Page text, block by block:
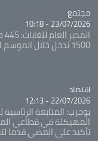
Catégorie
مجتمع
23/07/2026 - 10:18
المدير
1500 تدخل خلال الموسم الحالي
Catégorie
اقتصاد
22/07/2026 - 12:13
بوحرب: المتابعة الرئاسية
المهيكلة في قطاعي
تأكيد على المضي قدما